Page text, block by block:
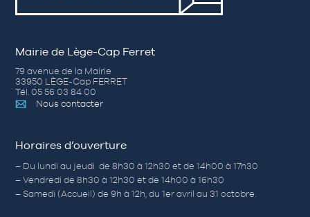
Mairie de Lège-Cap Ferret
79 avenue de la Mairie
33950 LÈGE-Cap FERRET
Tél. 05 56 03 84 00
Nous contacter
Horaires d’ouverture
– Du lundi au jeudi de 8h30 à 12h30 et de 14h00 à 17h30
– Vendredi de 8h30 à 12h30 et de 14h00 à 16h30
– Samedi (Accueil) de 9h à 12h, du 1er avril au 31 octobre.